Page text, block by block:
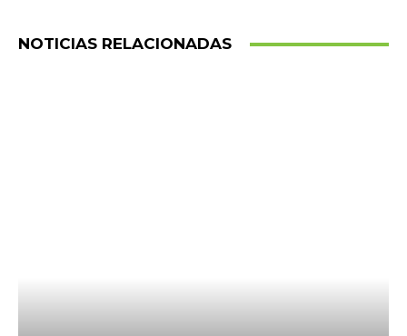
NOTICIAS RELACIONADAS